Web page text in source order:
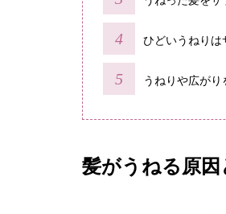
ひどいうねりは
うねりや広が
髪がうねる原因